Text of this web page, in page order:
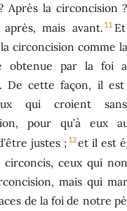
Après la circoncision
mais avant. 11
circoncision comme
obtenue par la foi
De cette façon, il
qui croient
pour qu’à eux
justes ; 12et il est
circoncis, ceux qui
mais qui
de la foi de notre